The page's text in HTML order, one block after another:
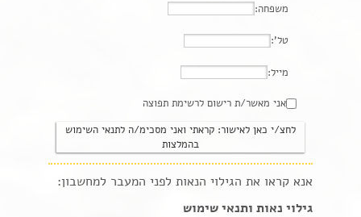
משפחה:
טל':
מייל:
אני מאשר/ת רישום לרשימת תפוצה
אנא קראו את הגילוי הנאות לפני המעבר למחשבון:
גילוי נאות ותנאי שימוש